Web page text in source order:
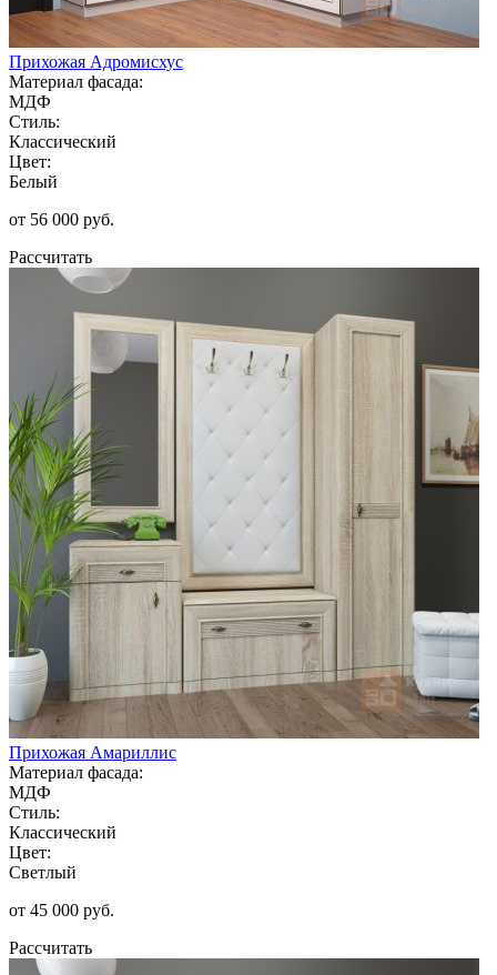
Прихожая Адромисхус
Материал фасада:
МДФ
Стиль:
Классический
Цвет:
Белый
от 56 000 руб.
Рассчитать
Прихожая Амариллис
Материал фасада:
МДФ
Стиль:
Классический
Цвет:
Светлый
от 45 000 руб.
Рассчитать